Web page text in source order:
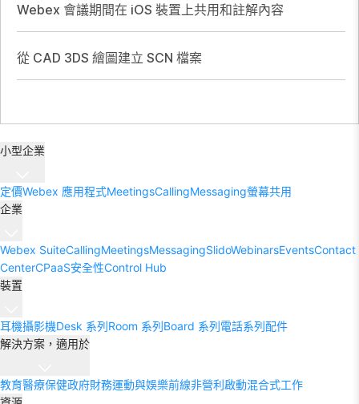
Webex 會議期間在 iOS 裝置上共用和註解內容
從 CAD 3DS 繪圖建立 SCN 檔案
小型企業
定價Webex 應用程式MeetingsCallingMessaging螢幕共用
企業
Webex SuiteCallingMeetingsMessagingSlidoWebinarsEventsContact
CenterCPaaS安全性Control Hub
裝置
耳機攝影機Desk 系列Room 系列Board 系列電話系列配件
解決方案，適用於
教育醫療保健政府財務運動與娛樂前線非營利啟動混合式工作